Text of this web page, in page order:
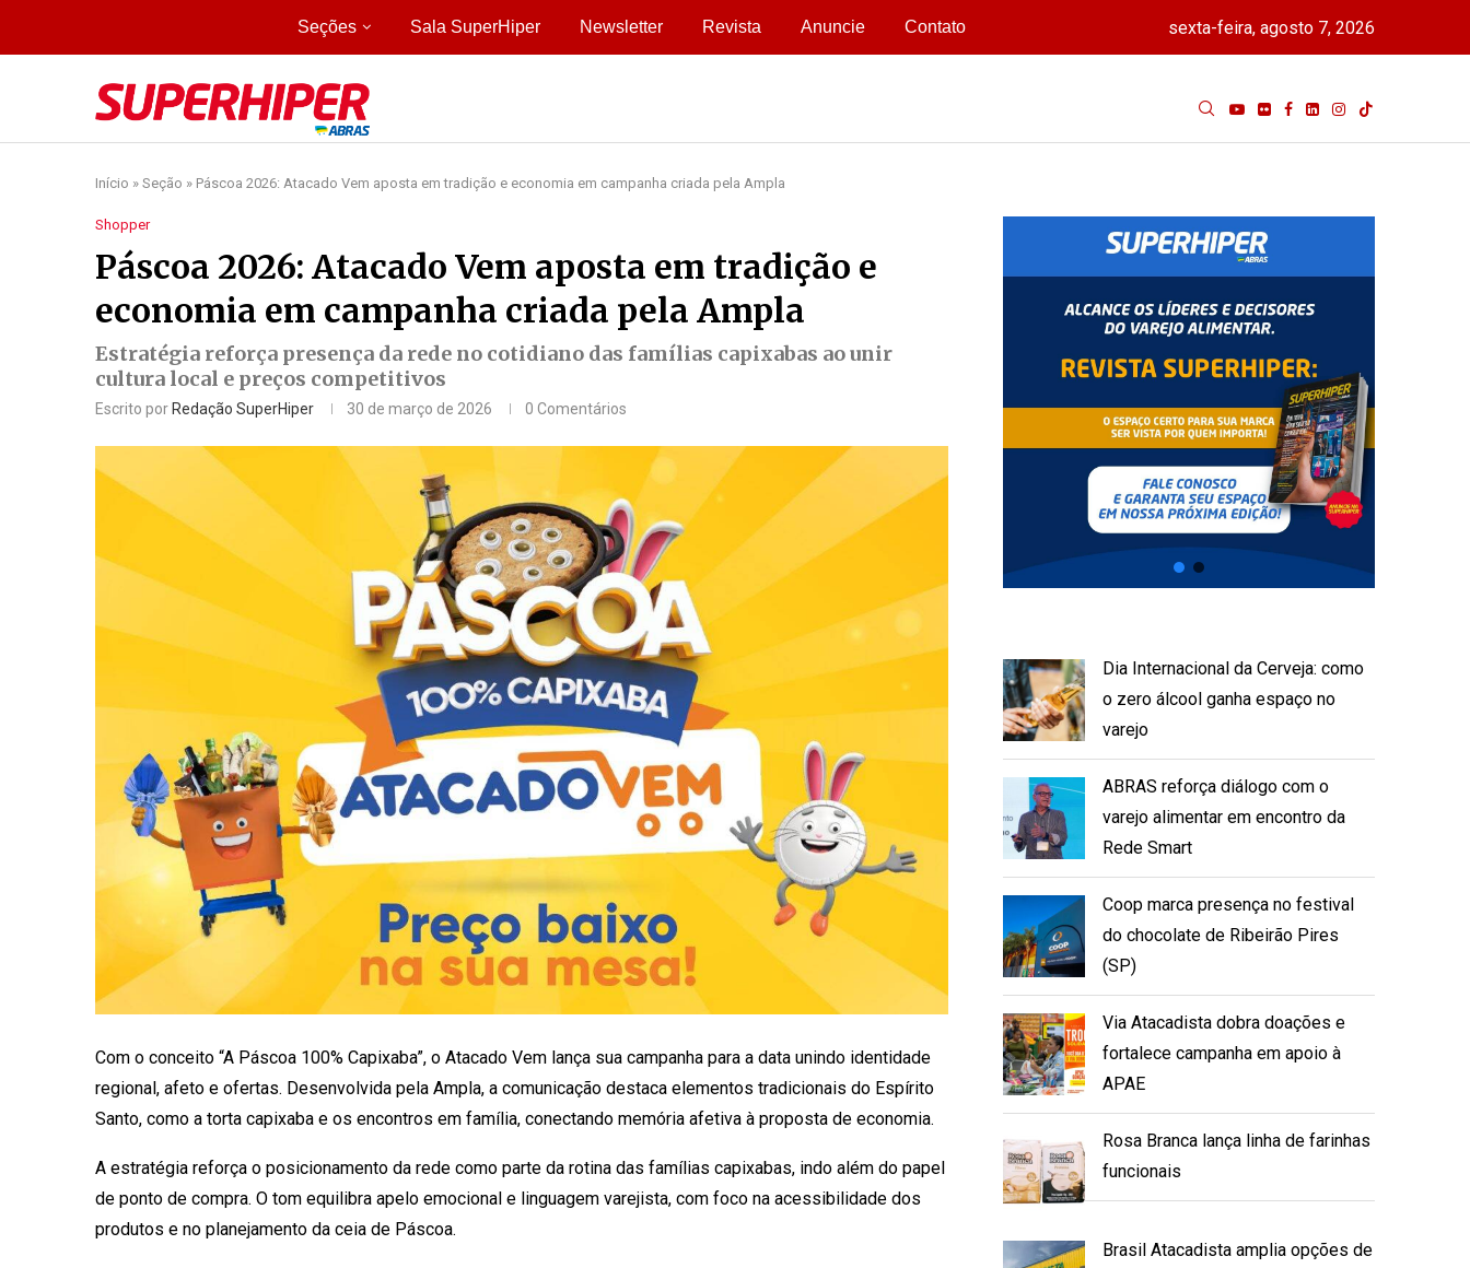
Seções Sala SuperHiper Newsletter Revista Anuncie Contato sexta-feira, agosto 7, 2026
Início » Seção » Páscoa 2026: Atacado Vem aposta em tradição e economia em campanha criada pela Ampla
Shopper
Páscoa 2026: Atacado Vem aposta em tradição e
economia em campanha criada pela Ampla
Estratégia reforça presença da rede no cotidiano das famílias capixabas ao unir
cultura local e preços competitivos
Escrito por Redação SuperHiper 30 de março de 2026 0 Comentários
Com o conceito “A Páscoa 100% Capixaba”, o Atacado Vem lança sua campanha para a data unindo identidade
regional, afeto e ofertas. Desenvolvida pela Ampla, a comunicação destaca elementos tradicionais do Espírito
Santo, como a torta capixaba e os encontros em família, conectando memória afetiva à proposta de economia.
A estratégia reforça o posicionamento da rede como parte da rotina das famílias capixabas, indo além do papel
de ponto de compra. O tom equilibra apelo emocional e linguagem varejista, com foco na acessibilidade dos
produtos e no planejamento da ceia de Páscoa.
Dia Internacional da Cerveja: como
o zero álcool ganha espaço no
varejo
ABRAS reforça diálogo com o
varejo alimentar em encontro da
Rede Smart
Coop marca presença no festival
do chocolate de Ribeirão Pires
(SP)
Via Atacadista dobra doações e
fortalece campanha em apoio à
APAE
Rosa Branca lança linha de farinhas
funcionais
Brasil Atacadista amplia opções de